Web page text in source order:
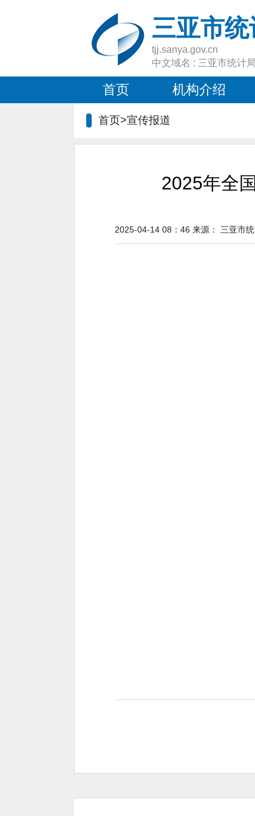
三亚市统
tjj.sanya.gov.cn
中文域名 : 三亚市统计
首页 机构介绍
首页>宣传报道
2025年全
2025-04-14 08：46 来源： 三亚市